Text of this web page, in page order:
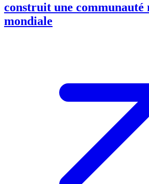
construit une communauté
mondiale